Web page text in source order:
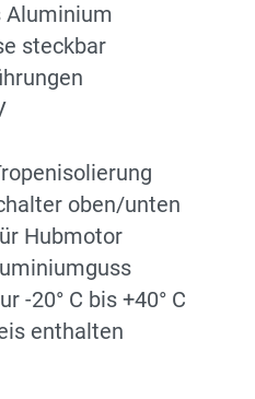
Aluminium
steckbar
oben/unten
Hubmotor
-20° C bis +40° C
enthalten